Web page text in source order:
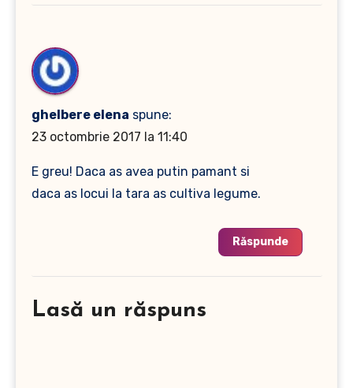
ghelbere elena spune:
23 octombrie 2017 la 11:40
E greu! Daca as avea putin pamant si
daca as locui la tara as cultiva legume.
Răspunde
Lasă un răspuns